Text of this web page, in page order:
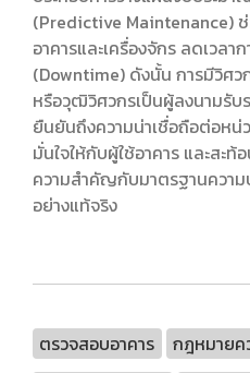
(Predictive Maintenance)
อาคารและเครื่องจักร ลดเวล
(Downtime) ดังนั้น การมีวิศ
หรือวุฒิวิศวกรเป็นผู้ลงนามรับ
ยืนยันถึงความน่าเชื่อถือต่อหน่
มั่นใจให้กับผู้ใช้อาคาร และส
ความสำคัญกับมาตรฐานควา
อย่างแท้จริง
ตรวจสอบอาคาร
กฎหมายค